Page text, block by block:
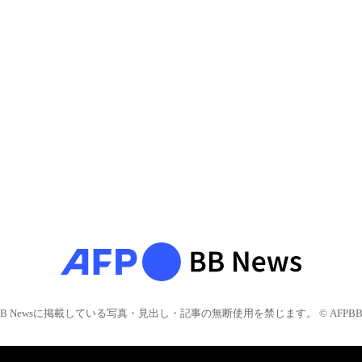
Newsに掲載している写真・見出し・記事の無断使用を禁じます。 © AFPBB